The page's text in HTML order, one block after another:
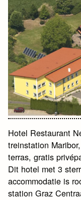
Hotel Restaurant
treinstation
terras, gratis
Dit hotel met 3
accommodatie is
station Graz